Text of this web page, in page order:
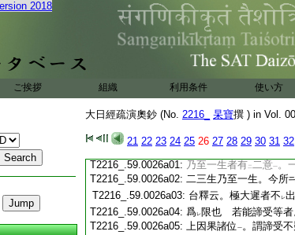
2018
ご挨拶 組織 利用条件 使い方
大日經疏演奧鈔 (No. 2216_ 杲寶撰 ) in Vol. 00
21 22 23 24 25 26 27 28 29 30 31 32
T2216_.59.0025c20:實成相一者。非レ説 盡之
T2216_.59.0025c21: 密非二 事祕密一 。眞言教
T2216_.59.0025c22:故法華圓頓行者。雖下 思
T2216_.59.0025c23:
念三千妙觀 。手不 レ能
意不レ觀 二本尊一 。至二眞
T2216_.59.0025c25:供 法界諸佛 。暫誦 眞
T2216_.59.0025c26:法界調寂 。忽爾得 見
T2216_.59.0025c27:結要。諸經所レ 無。五智
T2216_.59.0025c28:
密印口眞言意所觀。雖
T2216_.59.0025c29: 示極佛境界也。是其顯
T2216_.59.0026a01: 乃至一生者有二二意一。
T2216_.59.0026a02: 二三生乃至一生。今所
T2216_.59.0026a03: 台釋云。極大遲者不 レ出
T2216_.59.0026a04: 爲レ限也 若能諦受等者
T2216_.59.0026a05: 上因果諸位 一。謂諦受